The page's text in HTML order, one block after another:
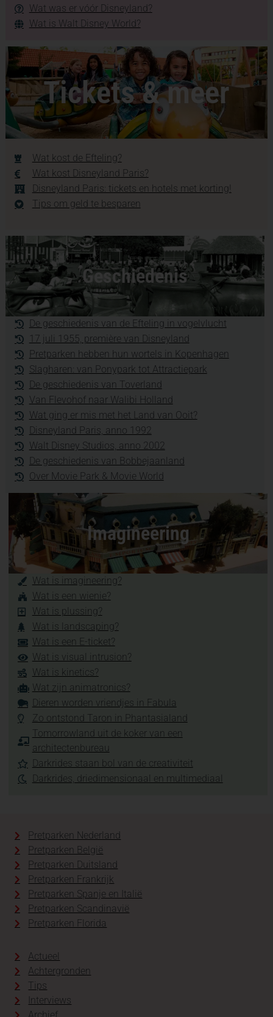
Wat was er vóór Disneyland?
Wat is Walt Disney World?
Tickets & meer
Wat kost de Efteling?
Wat kost Disneyland Paris?
Disneyland Paris: tickets en hotels met korting!
Tips om geld te besparen
Geschiedenis
De geschiedenis van de Efteling in vogelvlucht
17 juli 1955, première van Disneyland
Pretparken hebben hun wortels in Kopenhagen
Slagharen: van Ponypark tot Attractiepark
De geschiedenis van Toverland
Van Flevohof naar Walibi Holland
Wat ging er mis met het Land van Ooit?
Disneyland Paris, anno 1992
Walt Disney Studios, anno 2002
De geschiedenis van Bobbejaanland
Over Movie Park & Movie World
Imagineering
Wat is imagineering?
Wat is een wienie?
Wat is plussing?
Wat is landscaping?
Wat is een E-ticket?
Wat is visual intrusion?
Wat is kinetics?
Wat zijn animatronics?
Dieren worden vriendjes in Fabula
Zo ontstond Taron in Phantasialand
Tomorrowland uit de koker van een
architectenbureau
Darkrides staan bol van de creativiteit
Darkrides, driedimensionaal en multimediaal
Pretparken Nederland
Pretparken België
Pretparken Duitsland
Pretparken Frankrijk
Pretparken Spanje en Italië
Pretparken Scandinavië
Pretparken Florida
Actueel
Achtergronden
Tips
Interviews